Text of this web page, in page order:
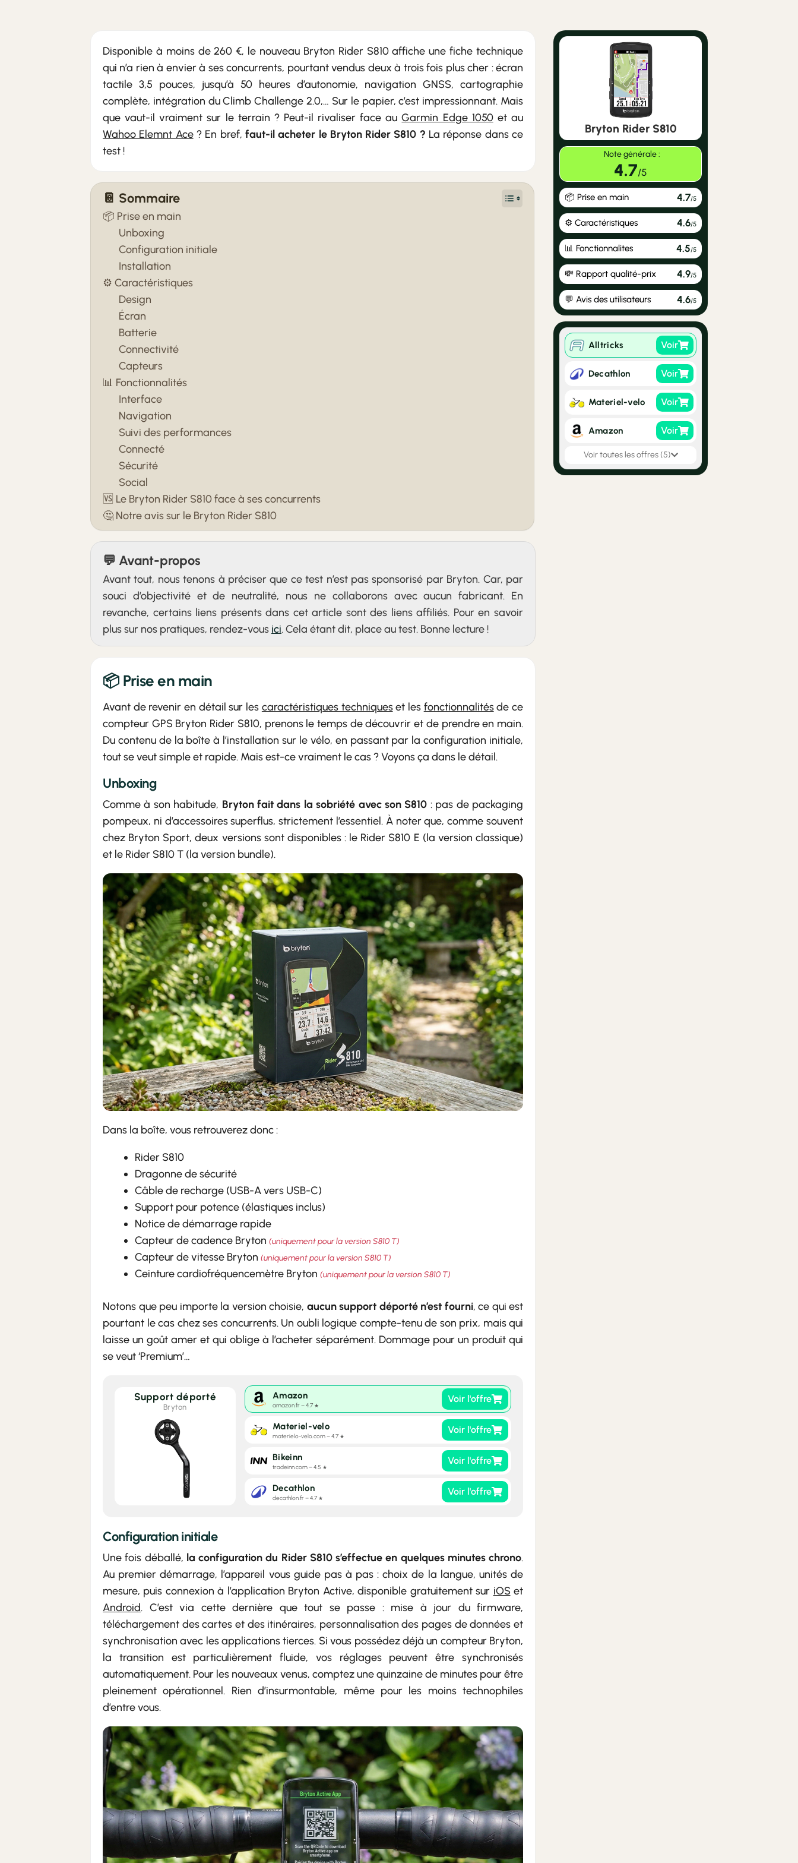
Disponible à moins de260 €, le nouveau Bryton Rider S810 affiche une fiche technique
qui n’a rien à envier à ses concurrents, pourtant vendus deux à trois fois plus cher : écran
tactile 3,5 pouces, jusqu’à 50 heures d’autonomie, navigation GNSS, cartographie
complète, intégration du Climb Challenge 2.0,… Sur le papier, c’est impressionnant. Mais
que vaut-il vraiment sur le terrain ? Peut-il rivaliser face auGarmin Edge 1050et au
Wahoo Elemnt Ace? En bref, faut-il acheter le Bryton Rider S810 ? La réponse dans ce
test !
📔 Sommaire
📦 Prise en main
Unboxing
Configuration initiale
Installation
⚙️ Caractéristiques
Design
Écran
Batterie
Connectivité
Capteurs
📊 Fonctionnalités
Interface
Navigation
Suivi des performances
Connecté
Sécurité
Social
🆚 Le Bryton Rider S810 face à ses concurrents
🤔 Notre avis sur le Bryton Rider S810
💬 Avant-propos
Avant tout, nous tenons à préciser que ce test n’est pas sponsorisé par Bryton. Car, par
souci d’objectivité et de neutralité, nous ne collaborons avec aucun fabricant. En
revanche, certains liens présents dans cet article sont des liens affiliés. Pour en savoir
plus sur nos pratiques, rendez-vous ici. Cela étant dit, place au test. Bonne lecture !
📦 Prise en main
Avant de revenir en détail sur les caractéristiques techniqueset les fonctionnalitésde ce
compteur GPS Bryton Rider S810, prenons le temps de découvrir et de prendre en main.
Du contenu de la boîte à l’installation sur le vélo, en passant par la configuration initiale,
tout se veut simple et rapide. Mais est-ce vraiment le cas ? Voyons ça dans le détail.
Unboxing
Comme à son habitude, Bryton fait dans la sobriété avec son S810 : pas de packaging
pompeux, ni d’accessoires superflus, strictement l’essentiel. À noter que, comme souvent
chez Bryton Sport, deux versions sont disponibles : le Rider S810 E (la version classique)
et le Rider S810 T (la version bundle).
Dans la boîte, vous retrouverez donc :
Rider S810
Dragonne de sécurité
Câble de recharge (USB-A vers USB-C)
Support pour potence (élastiques inclus)
Notice de démarrage rapide
Capteur de cadence Bryton (uniquement pour la version S810 T)
Capteur de vitesse Bryton (uniquement pour la version S810 T)
Ceinture cardiofréquencemètre Bryton (uniquement pour la version S810 T)
Notons que peu importe la version choisie, aucun support déporté n’est fourni, ce qui est
pourtant le cas chez ses concurrents. Un oubli logique compte-tenu de son prix, mais qui
laisse un goût amer et qui oblige à l’acheter séparément. Dommage pour un produit qui
se veut ‘Premium’…
Support déporté
Bryton
Amazon
amazon.fr – 4.7 ★
Voir l'offre
Materiel-velo
materielo-velo.com – 4.7 ★
Voir l'offre
Bikeinn
tradeinn.com – 4.5 ★
Voir l'offre
Decathlon
decathlon.fr – 4.7 ★
Voir l'offre
Configuration initiale
Une fois déballé, la configuration du Rider S810 s’effectue en quelques minutes chrono.
Au premier démarrage, l’appareil vous guide pas à pas : choix de la langue, unités de
mesure, puis connexion à l’application Bryton Active, disponible gratuitement sur iOS et
Android. C’est via cette dernière que tout se passe : mise à jour du firmware,
téléchargement des cartes et des itinéraires, personnalisation des pages de données et
synchronisation avec les applications tierces. Si vous possédez déjà un compteur Bryton,
la transition est particulièrement fluide, vos réglages peuvent être synchronisés
automatiquement. Pour les nouveaux venus, comptez une quinzaine de minutes pour être
pleinement opérationnel. Rien d’insurmontable, même pour les moins technophiles
d’entre vous.
Bryton Rider S810
Note générale :
4.7/5
📦 Prise en main 4.7/5
⚙️ Caractéristiques 4.6/5
📊 Fonctionnalites 4.5/5
💸 Rapport qualité-prix 4.9/5
💬 Avis des utilisateurs 4.6/5
Alltricks Voir
Decathlon Voir
Materiel-velo Voir
Amazon Voir
Voir toutes les offres (5)